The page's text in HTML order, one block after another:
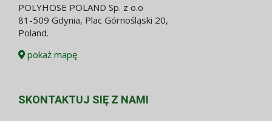
POLYHOSE POLAND Sp. z o.o
81-509 Gdynia, Plac Górnośląski 20,
Poland.
pokaż mapę
SKONTAKTUJ SIĘ Z NAMI